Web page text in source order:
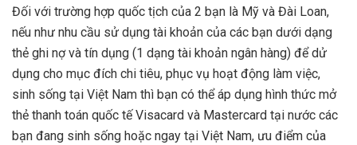
Đối với trường hợp quốc tịch của 2 bạn là Mỹ và Đài Loan,
nếu như nhu cầu sử dụng tài khoản của các bạn dưới dạng
thẻ ghi nợ và tín dụng (1 dạng tài khoản ngân hàng) để dử
dụng cho mục đích chi tiêu, phục vụ hoạt động làm việc,
sinh sống tại Việt Nam thì bạn có thể áp dụng hình thức mở
thẻ thanh toán quốc tế Visacard và Mastercard tại nước các
bạn đang sinh sống hoặc ngay tại Việt Nam, ưu điểm của